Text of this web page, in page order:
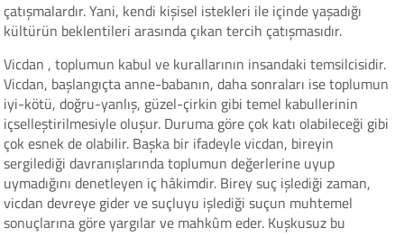
çatışmalardır. Yani, kendi kişisel istekleri ile içinde yaşadığı
kültürün beklentileri arasında çıkan tercih çatışmasıdır.
Vicdan , toplumun kabul ve kurallarının insandaki temsilcisidir.
Vicdan, başlangıçta anne-babanın, daha sonraları ise toplumun
iyi-kötü, doğru-yanlış, güzel-çirkin gibi temel kabullerinin
içselleştirilmesiyle oluşur. Duruma göre çok katı olabileceği gibi
çok esnek de olabilir. Başka bir ifadeyle vicdan, bireyin
sergilediği davranışlarında toplumun değerlerine uyup
uymadığını denetleyen iç hâkimdir. Birey suç işlediği zaman,
vicdan devreye gider ve suçluyu işlediği suçun muhtemel
sonuçlarına göre yargılar ve mahkûm eder. Kuşkusuz bu